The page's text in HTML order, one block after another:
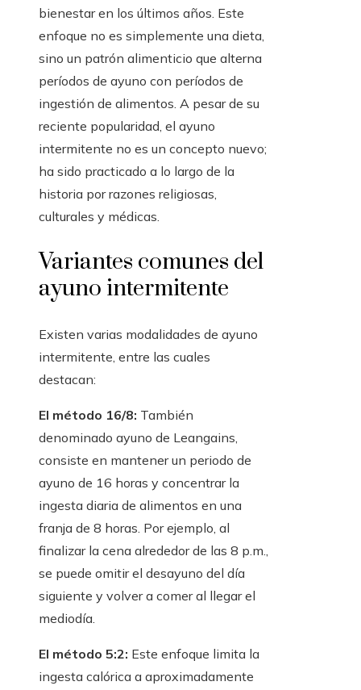
bienestar en los últimos años. Este
enfoque no es simplemente una dieta,
sino un patrón alimenticio que alterna
períodos de ayuno con períodos de
ingestión de alimentos. A pesar de su
reciente popularidad, el ayuno
intermitente no es un concepto nuevo;
ha sido practicado a lo largo de la
historia por razones religiosas,
culturales y médicas.
Variantes comunes del
ayuno intermitente
Existen varias modalidades de ayuno
intermitente, entre las cuales
destacan:
El método 16/8: También
denominado ayuno de Leangains,
consiste en mantener un periodo de
ayuno de 16 horas y concentrar la
ingesta diaria de alimentos en una
franja de 8 horas. Por ejemplo, al
finalizar la cena alrededor de las 8 p.m.,
se puede omitir el desayuno del día
siguiente y volver a comer al llegar el
mediodía.
El método 5:2: Este enfoque limita la
ingesta calórica a aproximadamente